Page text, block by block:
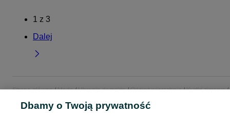
1 z 3
Dalej
Strona główna Moda Ubrania damskie Odzież wierzchnia
Kurtki zimowe
Dbamy o Twoją prywatność